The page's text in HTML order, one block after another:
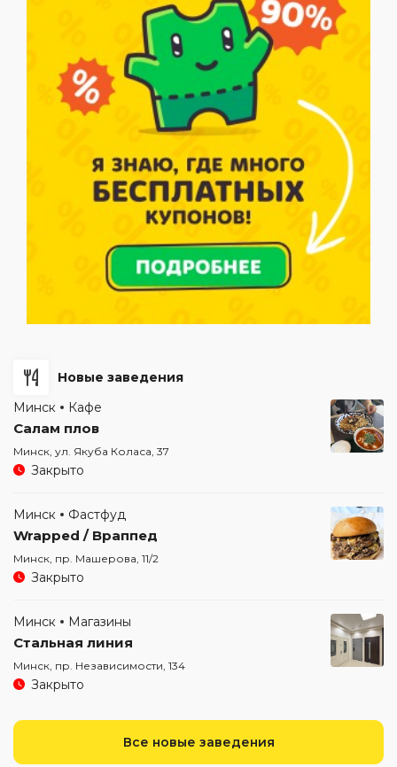
Новые заведения
Минск
Кафе
Салам плов
Минск, ул. Якуба Коласа, 37
Закрыто
Минск Фастфуд
Wrapped / Враппед
Минск, пр. Машерова, 11/2
Закрыто
Минск Магазины
Стальная линия
Минск, пр. Независимости, 134
Закрыто
Все новые заведения